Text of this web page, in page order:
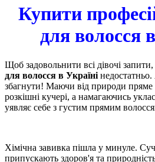
Купити
для волосся
Щоб задовольнити всі дівочі
для волосся в Україні
збагнути! Маючи від природи пряме
розкішні кучері, а намагаючись
уявляє себе з густим прямим
Хімічна завивка пішла у минуле.
припускають здоров'я та